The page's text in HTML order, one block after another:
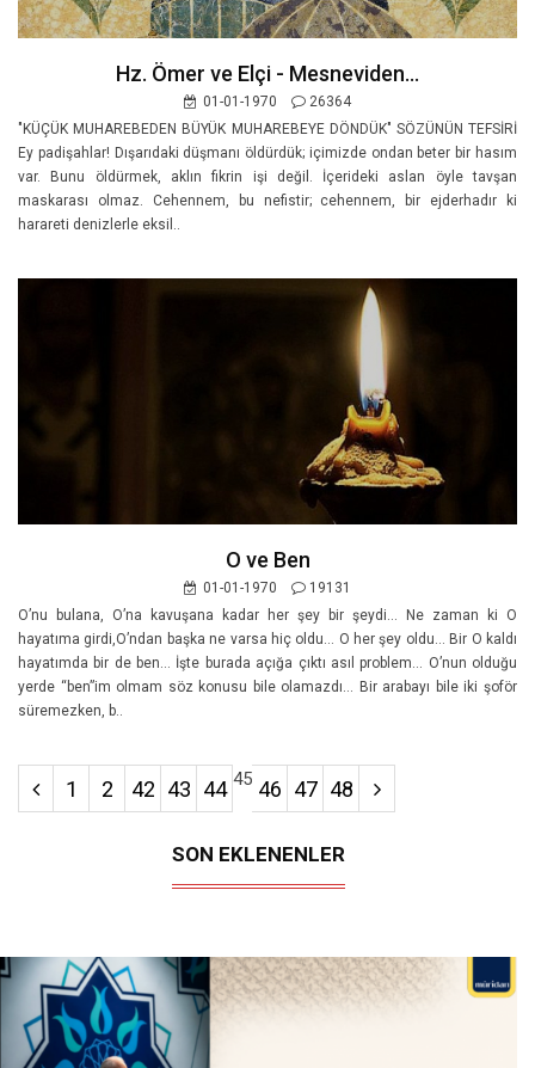
Hz. Ömer ve Elçi - Mesneviden...
01-01-1970
26364
"KÜÇÜK MUHAREBEDEN BÜYÜK MUHAREBEYE DÖNDÜK" SÖZÜNÜN TEFSİRİ
Ey padişahlar! Dışarıdaki düşmanı öldürdük; içimizde ondan beter bir hasım
var. Bunu öldürmek, aklın fikrin işi değil. İçerideki aslan öyle tavşan
maskarası olmaz. Cehennem, bu nefistir; cehennem, bir ejderhadır ki
harareti denizlerle eksil..
O ve Ben
01-01-1970
19131
O’nu bulana, O’na kavuşana kadar her şey bir şeydi… Ne zaman ki O
hayatıma girdi,O’ndan başka ne varsa hiç oldu… O her şey oldu… Bir O kaldı
hayatımda bir de ben… İşte burada açığa çıktı asıl problem… O’nun olduğu
yerde “ben”im olmam söz konusu bile olamazdı… Bir arabayı bile iki şoför
süremezken, b..
1 2 42 43 44 45 46 47 48
SON EKLENENLER